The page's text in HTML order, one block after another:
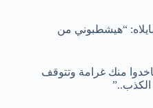
“هيشطبوني من
منك غرامة وتتوقف